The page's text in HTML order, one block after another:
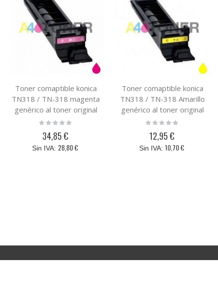
Toner comaptible konica
TN318 / TN-318 magenta
genérico al toner original
Konica Minolta TN 318 (
A0DK353 )
Rating:
34,85 €
28,80 €
Toner comaptible konica
TN318 / TN-318 Amarillo
genérico al toner original
Konica Minolta TN 318 (
A0DK253 )
Rating:
12,95 €
10,70 €